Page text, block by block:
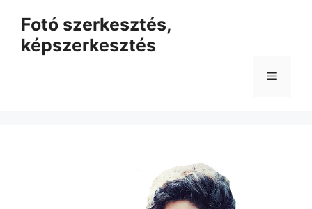
tartalomba
Fotó szerkesztés,
képszerkesztés
Menü